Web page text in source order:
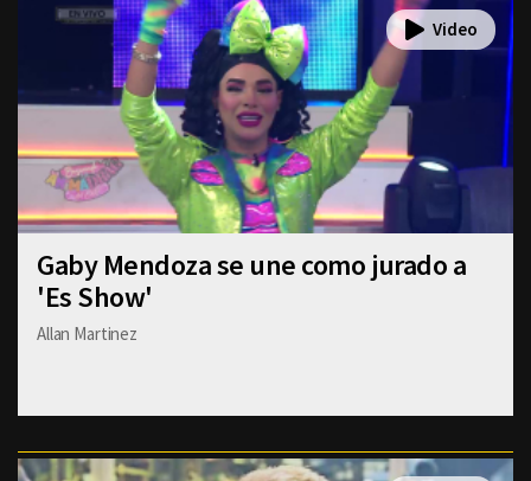
Gaby Mendoza se une como jurado a
'Es Show'
Allan Martinez